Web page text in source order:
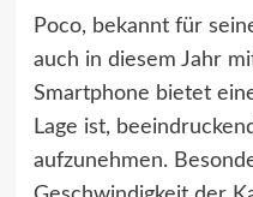
Poco, bekannt für
auch in diesem Jahr
Smartphone bietet
Lage ist,
aufzunehmen.